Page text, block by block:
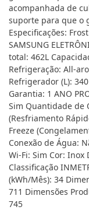
acompanhada de
suporte para que o
Especificações:
SAMSUNG
total: 462L
Refrigeração: All-
Refrigerador (L):
Garantia: 1 ANO
Sim Quantidade de
(Resfriamento
Freeze
Conexão de Água:
Wi-Fi: Sim Cor: Inox
Classificação
(kWh/Mês): 34
711 Dimensões
745